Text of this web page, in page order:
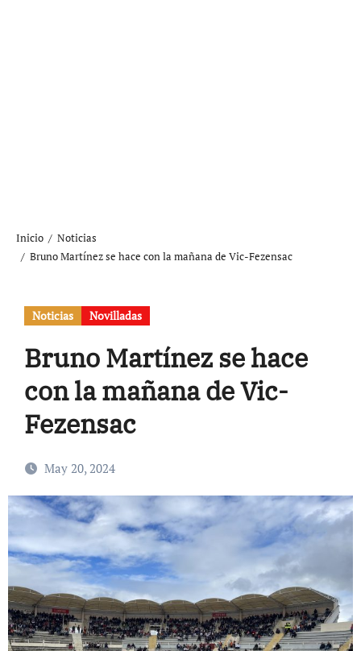
Inicio
Noticias
Bruno Martínez se hace con la mañana de Vic-Fezensac
Noticias Novilladas
Bruno Martínez se hace
con la mañana de Vic-
Fezensac
May 20, 2024